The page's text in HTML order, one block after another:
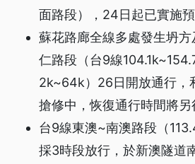
面路段），24日起已實施預
蘇花路廊全線多處發生坍
仁路段（台9線
2k~64k）26日開放通行，
搶修中，恢復通行時間將另
台9線東澳~南澳路段（
採3時段放行，於新澳隧道